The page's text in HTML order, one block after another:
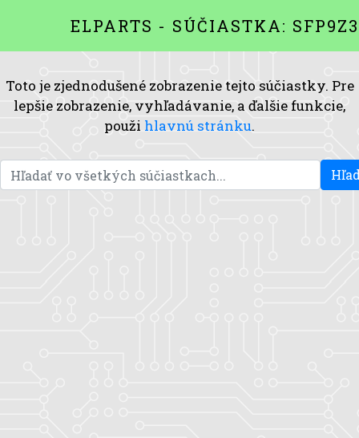
ELPARTS - SÚČIASTKA:
Toto je zjednodušené zobrazenie tejto súčiastky. Pre
lepšie zobrazenie, vyhľadávanie, a ďalšie funkcie,
použi hlavnú stránku.